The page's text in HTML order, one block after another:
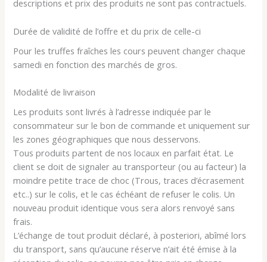
descriptions et prix des produits ne sont pas contractuels.
Durée de validité de l’offre et du prix de celle-ci
Pour les truffes fraîches les cours peuvent changer chaque
samedi en fonction des marchés de gros.
Modalité de livraison
Les produits sont livrés à l’adresse indiquée par le
consommateur sur le bon de commande et uniquement sur
les zones géographiques que nous desservons.
Tous produits partent de nos locaux en parfait état. Le
client se doit de signaler au transporteur (ou au facteur) la
moindre petite trace de choc (Trous, traces d’écrasement
etc..) sur le colis, et le cas échéant de refuser le colis. Un
nouveau produit identique vous sera alors renvoyé sans
frais.
L’échange de tout produit déclaré, à posteriori, abîmé lors
du transport, sans qu’aucune réserve n’ait été émise à la